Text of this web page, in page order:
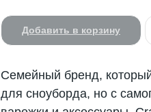
Добавить в корзину
Семейный бренд,
для сноуборда, но с